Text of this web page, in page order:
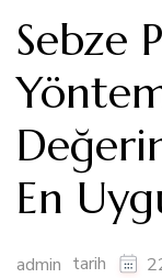
Sebze
En
admin tarih